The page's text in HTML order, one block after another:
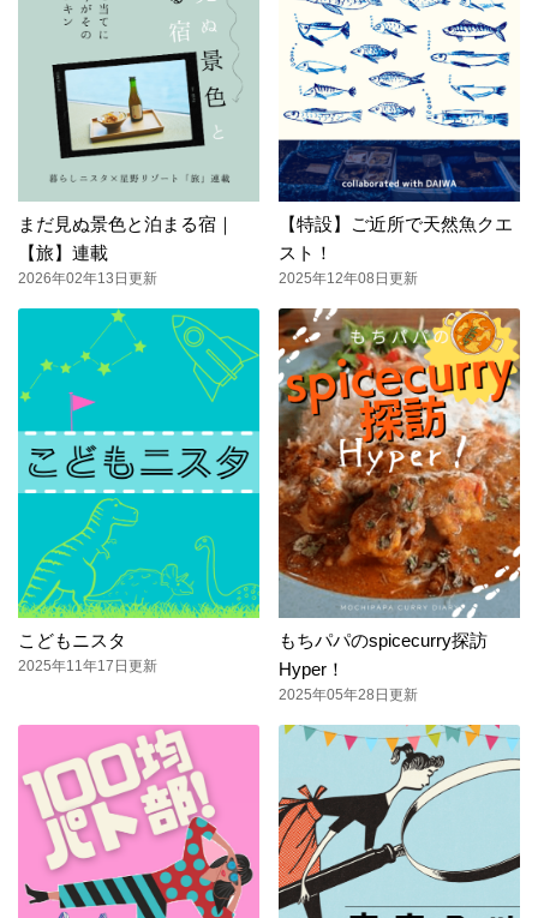
まだ見ぬ景色と泊まる宿｜
【旅】連載
2026年02年13日更新
【特設】ご近所で天然魚クエ
スト！
2025年12年08日更新
こどもニスタ
2025年11年17日更新
もちパパのspicecurry探訪
Hyper！
2025年05年28日更新